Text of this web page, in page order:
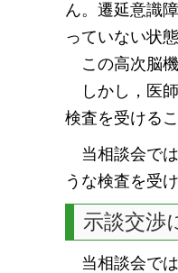
ん。遷延意識
っていない状
この高次脳機
しかし，医師
検査を受ける
当相談会では
うな検査を受
示談交渉
当相談会では